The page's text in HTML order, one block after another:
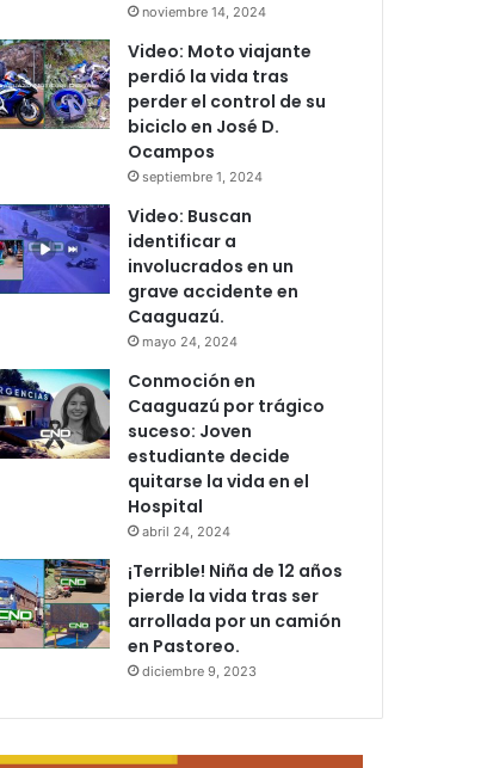
noviembre 14, 2024
Video: Moto viajante
perdió la vida tras
perder el control de su
biciclo en José D.
Ocampos
septiembre 1, 2024
Video: Buscan
identificar a
involucrados en un
grave accidente en
Caaguazú.
mayo 24, 2024
Conmoción en
Caaguazú por trágico
suceso: Joven
estudiante decide
quitarse la vida en el
Hospital
abril 24, 2024
¡Terrible! Niña de 12 años
pierde la vida tras ser
arrollada por un camión
en Pastoreo.
diciembre 9, 2023